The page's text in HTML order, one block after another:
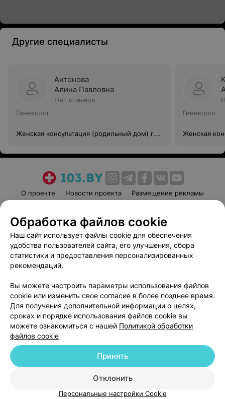
Другие специалисты
Антонова
Алина Павловна
Нет отзывов
Гинеколог
Женская консультация (родильный дом) г.
Гинеколог
Женская
О проекте Новости проекта
Размещение рекламы
Пользовательское соглашение
Способы оплаты
Вакансии
Партнеры
Написать руководителю 103.by
Обработка персональных данных
© 2026 ООО «Артокс Лаб», УНП 191700409
| 220012, Республика Беларусь,
Служба поддержки +375 291212755
Обработка файлов cookie
Наш сайт использует файлы cookie для обеспечения
удобства пользователей сайта, его улучшения, сбора
статистики и предоставления персонализированных
рекомендаций.
Вы можете настроить параметры использования файлов
cookie или изменить свое согласие в более позднее время.
Для получения дополнительной информации о целях,
сроках и порядке использования файлов cookie вы
можете ознакомиться с нашей Политикой обработки
файлов cookie
Отклонить
Принять
Персональные настройки Cookie